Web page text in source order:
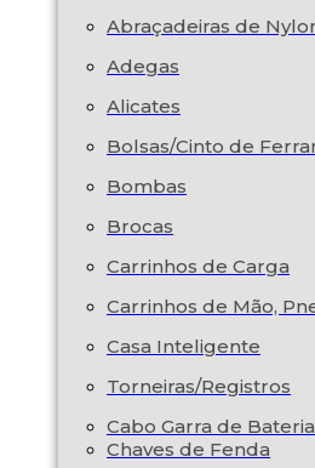
Abraçadeiras de
Adegas
Alicates
Bolsas/Cinto de
Bombas
Brocas
Carrinhos de Carga
Carrinhos de Mão,
Casa Inteligente
Torneiras/Registros
Cabo Garra de Bateria
Chaves de Fenda